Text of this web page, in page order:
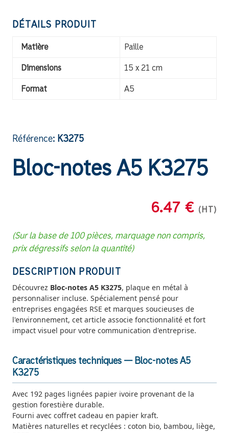
DÉTAILS PRODUIT
Matière Paille
Dimensions 15 x 21 cm
Format A5
Référence: K3275
Bloc-notes A5 K3275
6.47 € (HT)
(Sur la base de 100 pièces, marquage non compris,
prix dégressifs selon la quantité)
DESCRIPTION PRODUIT
Découvrez Bloc-notes A5 K3275, plaque en métal à
personnaliser incluse. Spécialement pensé pour
entreprises engagées RSE et marques soucieuses de
l'environnement, cet article associe fonctionnalité et fort
impact visuel pour votre communication d'entreprise.
Caractéristiques techniques — Bloc-notes A5
K3275
Avec 192 pages lignées papier ivoire provenant de la
gestion forestière durable.
Fourni avec coffret cadeau en papier kraft.
Matières naturelles et recyclées : coton bio, bambou, liège,